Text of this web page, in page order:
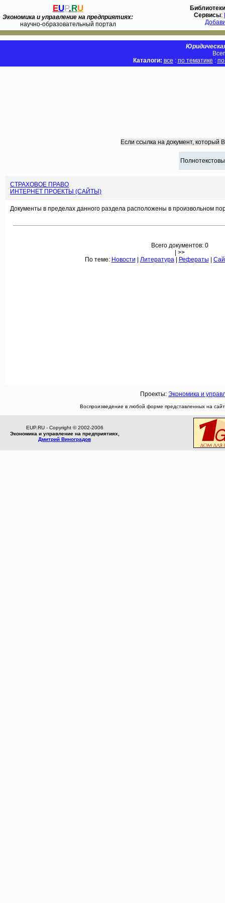
EUP.RU
Экономика и управление на предприятиях:
научно-образовательный портал
Библиотеки
Сервисы:
Каталоги: все : по тематике :
Если ссылка на документ, который
СТРАХОВОЕ ПРАВО
ИНТЕРНЕТ ПРОЕКТЫ (САЙТЫ)
Документы в пределах данного раздела расположены в произвольном
Всего документов: 0
| >>
По теме: Новости Литература| Рефераты
Проекты: Экономика и
Воспроизведение в любой форме представленных на
EUP.RU - Copyright © 2002-2006
Экономика и управление на предприятиях,
Дмитрий Виноградов